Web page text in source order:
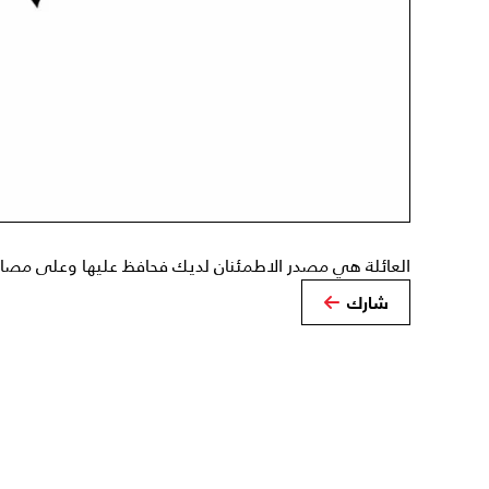
العائلة هي مصدر الاطمئنان لديك فحافظ عليها وعلى
شارك